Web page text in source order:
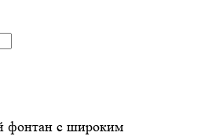
фонтан с широким